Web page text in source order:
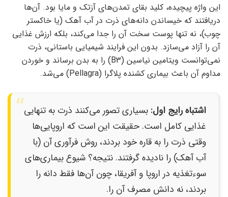
این واژه پیچیده، کلید بقای تمدن‌های آزتک و مایا بود. آن‌ها
دریافتند که خیساندن دانه‌های ذرت در آب آهک (یا خاکستر
چوب)، نه تنها پوست سخت آن را جدا می‌کند، بلکه ارزش غذایی
آن را آزاد می‌سازد. بدون این فرایند شیمیایی باستانی، ذرت
نمی‌توانست ویتامین نیاسین (B3) را به بدن برساند و خوردن
مداوم آن باعث بیماری کشنده پلاگرا (Pellagra) می‌شد.
اشتباه رایج اول: بسیاری تصور می‌کنند ذرت به تنهایی
غذایی کامل است. حقیقت این است که اروپایی‌ها
وقتی ذرت را به قاره خود بردند، روش فرآوری آن (با
آب آهک) را نادیده گرفتند. نتیجه؟ شیوع بیماری‌های
سوءتغذیه در اروپا و آفریقا، چون آن‌ها فقط دانه را
بردند، نه دانش مصرف آن را.